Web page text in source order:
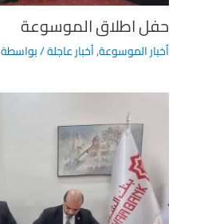
حفل اطلاق الموسوعة
أخبار الموسوعة,أخبار عاجلة/ بواسطة